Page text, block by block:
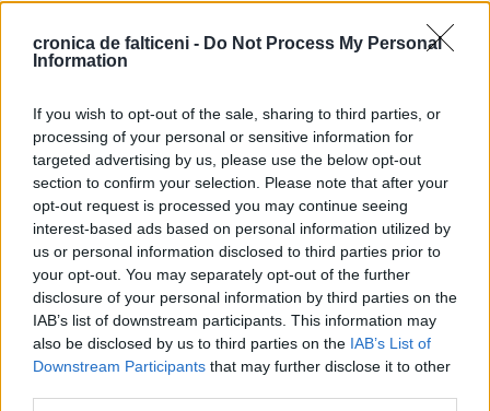
cronica de falticeni - Do Not Process My Personal
Information
If you wish to opt-out of the sale, sharing to third parties, or
processing of your personal or sensitive information for
targeted advertising by us, please use the below opt-out
section to confirm your selection. Please note that after your
opt-out request is processed you may continue seeing
interest-based ads based on personal information utilized by
us or personal information disclosed to third parties prior to
your opt-out. You may separately opt-out of the further
disclosure of your personal information by third parties on the
IAB’s list of downstream participants. This information may
also be disclosed by us to third parties on the IAB’s List of
Downstream Participants that may further disclose it to other
RURAL
24.07.2026
Accident rutier în comuna
Bogdănești. Trei femei au ajuns la
spital în urma coliziunii produse
între două autoturisme